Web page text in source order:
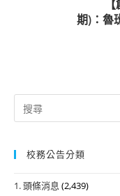
期)：魯
Search
for:
校務公告分類
1. 頭條消息 (2,439)